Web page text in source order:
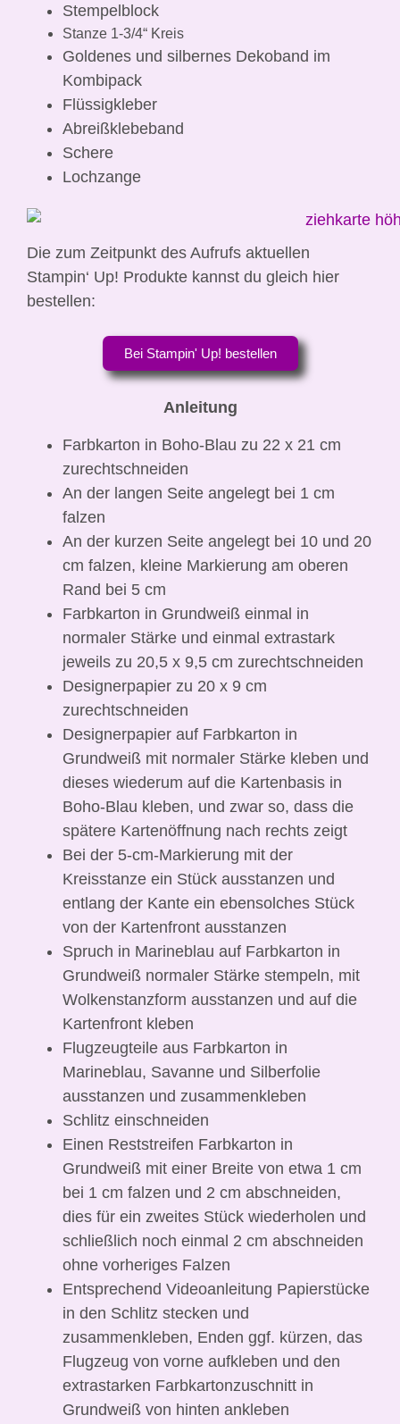
Stempelblock
Stanze 1-3/4“ Kreis
Goldenes und silbernes Dekoband im
Kombipack
Flüssigkleber
Abreißklebeband
Schere
Lochzange
Die zum Zeitpunkt des Aufrufs aktuellen
Stampin‘ Up! Produkte kannst du gleich hier
bestellen:
Bei Stampin' Up! bestellen
Anleitung
Farbkarton in Boho-Blau zu 22 x 21 cm
zurechtschneiden
An der langen Seite angelegt bei 1 cm
falzen
An der kurzen Seite angelegt bei 10 und 20
cm falzen, kleine Markierung am oberen
Rand bei 5 cm
Farbkarton in Grundweiß einmal in
normaler Stärke und einmal extrastark
jeweils zu 20,5 x 9,5 cm zurechtschneiden
Designerpapier zu 20 x 9 cm
zurechtschneiden
Designerpapier auf Farbkarton in
Grundweiß mit normaler Stärke kleben und
dieses wiederum auf die Kartenbasis in
Boho-Blau kleben, und zwar so, dass die
spätere Kartenöffnung nach rechts zeigt
Bei der 5-cm-Markierung mit der
Kreisstanze ein Stück ausstanzen und
entlang der Kante ein ebensolches Stück
von der Kartenfront ausstanzen
Spruch in Marineblau auf Farbkarton in
Grundweiß normaler Stärke stempeln, mit
Wolkenstanzform ausstanzen und auf die
Kartenfront kleben
Flugzeugteile aus Farbkarton in
Marineblau, Savanne und Silberfolie
ausstanzen und zusammenkleben
Schlitz einschneiden
Einen Reststreifen Farbkarton in
Grundweiß mit einer Breite von etwa 1 cm
bei 1 cm falzen und 2 cm abschneiden,
dies für ein zweites Stück wiederholen und
schließlich noch einmal 2 cm abschneiden
ohne vorheriges Falzen
Entsprechend Videoanleitung Papierstücke
in den Schlitz stecken und
zusammenkleben, Enden ggf. kürzen, das
Flugzeug von vorne aufkleben und den
extrastarken Farbkartonzuschnitt in
Grundweiß von hinten ankleben